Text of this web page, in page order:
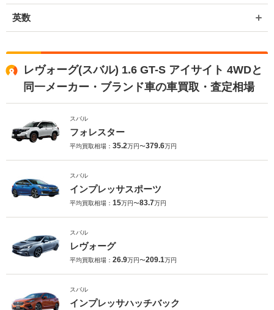
英数
レヴォーグ(スバル) 1.6 GT-S アイサイト 4WDと
同一メーカー・ブランド車の車買取・査定相場
スバル
フォレスター
平均買取相場： 35.2万円〜379.6万円
スバル
インプレッサスポーツ
平均買取相場： 15万円〜83.7万円
スバル
レヴォーグ
平均買取相場： 26.9万円〜209.1万円
スバル
インプレッサハッチバック